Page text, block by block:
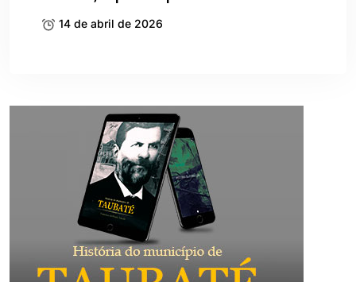
14 de abril de 2026